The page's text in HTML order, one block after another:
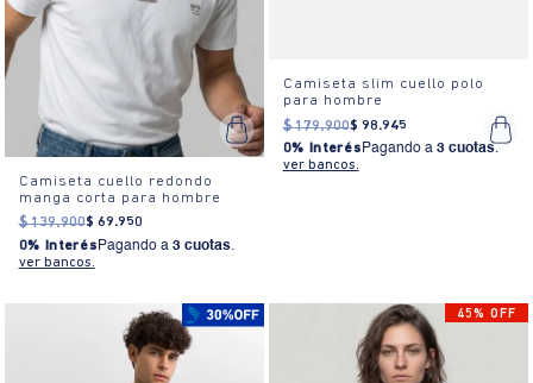
Camiseta cuello redondo
manga corta para hombre
$ 139.900$ 69.950
0% Interés Pagando a 3 cuotas.
ver bancos.
Camiseta slim cuello polo
para hombre
$ 179.900$ 98.945
0% InterésPagando a 3 cuotas.
ver bancos.
45% OFF